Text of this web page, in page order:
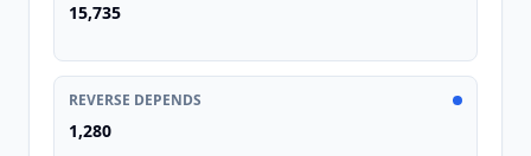
15,735
REVERSE DEPENDS
1,280